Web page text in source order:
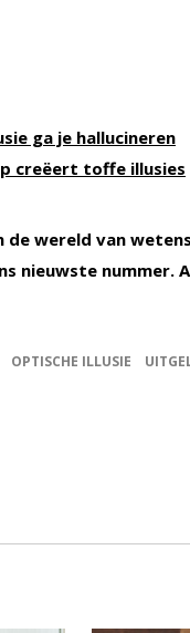
ga je hallucineren
creëert toffe illusies
de wereld van
nieuwste nummer.
OPTISCHE ILLUSIE